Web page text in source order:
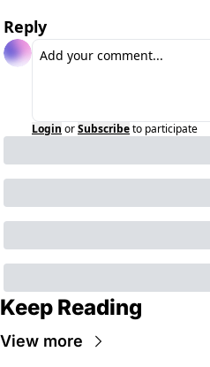
Reply
Login orSubscribeto participate
Keep Reading
View more